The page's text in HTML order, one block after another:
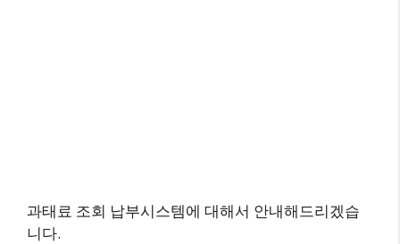
과태료 조회 납부시스템에 대해서 안내해드리겠습
니다.